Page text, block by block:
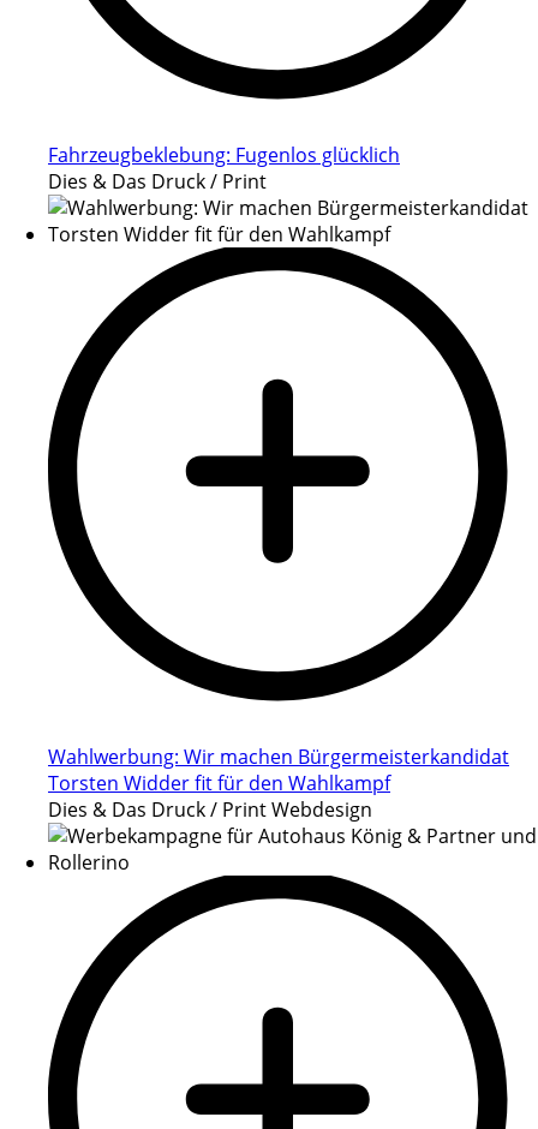
Fahrzeugbeklebung: Fugenlos glücklich
Dies & Das Druck / Print
Wahlwerbung: Wir machen Bürgermeisterkandidat
Torsten Widder fit für den Wahlkampf
Dies & Das Druck / Print Webdesign